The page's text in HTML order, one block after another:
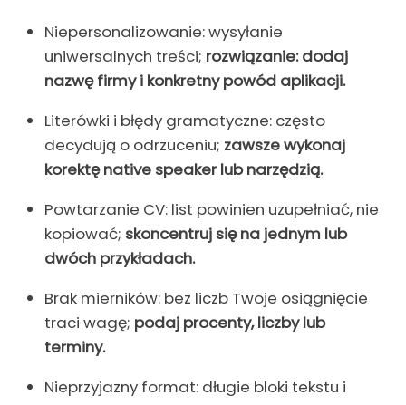
Niepersonalizowanie: wysyłanie
uniwersalnych treści; rozwiązanie: dodaj
nazwę firmy i konkretny powód aplikacji.
Literówki i błędy gramatyczne: często
decydują o odrzuceniu; zawsze wykonaj
korektę native speaker lub narzędzią.
Powtarzanie CV: list powinien uzupełniać, nie
kopiować; skoncentruj się na jednym lub
dwóch przykładach.
Brak mierników: bez liczb Twoje osiągnięcie
traci wagę; podaj procenty, liczby lub
terminy.
Nieprzyjazny format: długie bloki tekstu i